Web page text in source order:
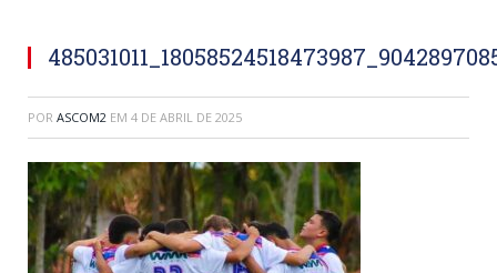
POR ASCOM2 EM 4 DE ABRIL DE 2025